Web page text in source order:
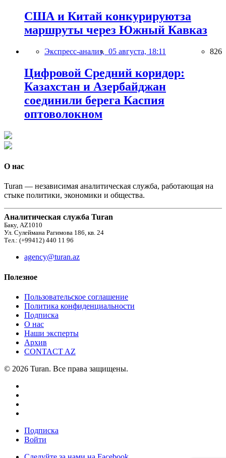
США и Китай конкурируютза
маршруты через Южный Кавказ
Экспресс-анализ, 05 августа, 18:11 826
Цифровой Средний коридор:
Казахстан и Азербайджан
соединили берега Каспия
оптоволокном
О нас
Turan — независимая аналитическая служба, работающая на
стыке политики, экономики и общества.
Аналитическая служба Turan
Баку, AZ1010
Ул. Сулеймана Рагимова 186, кв. 24
Тел.: (+99412) 440 11 96
agency@turan.az
Полезное
Пользовательское соглашение
Политика конфиденциальности
Подписка
О нас
Наши эксперты
Архив
CONTACT AZ
© 2026 Turan. Все права защищены.
Подписка
Войти